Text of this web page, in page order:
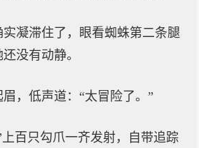
凝滞住了，眼看蜘蛛第二条腿
没有动静。
，低声道：“太冒险了。”
百只勾爪一齐发射，自带追踪